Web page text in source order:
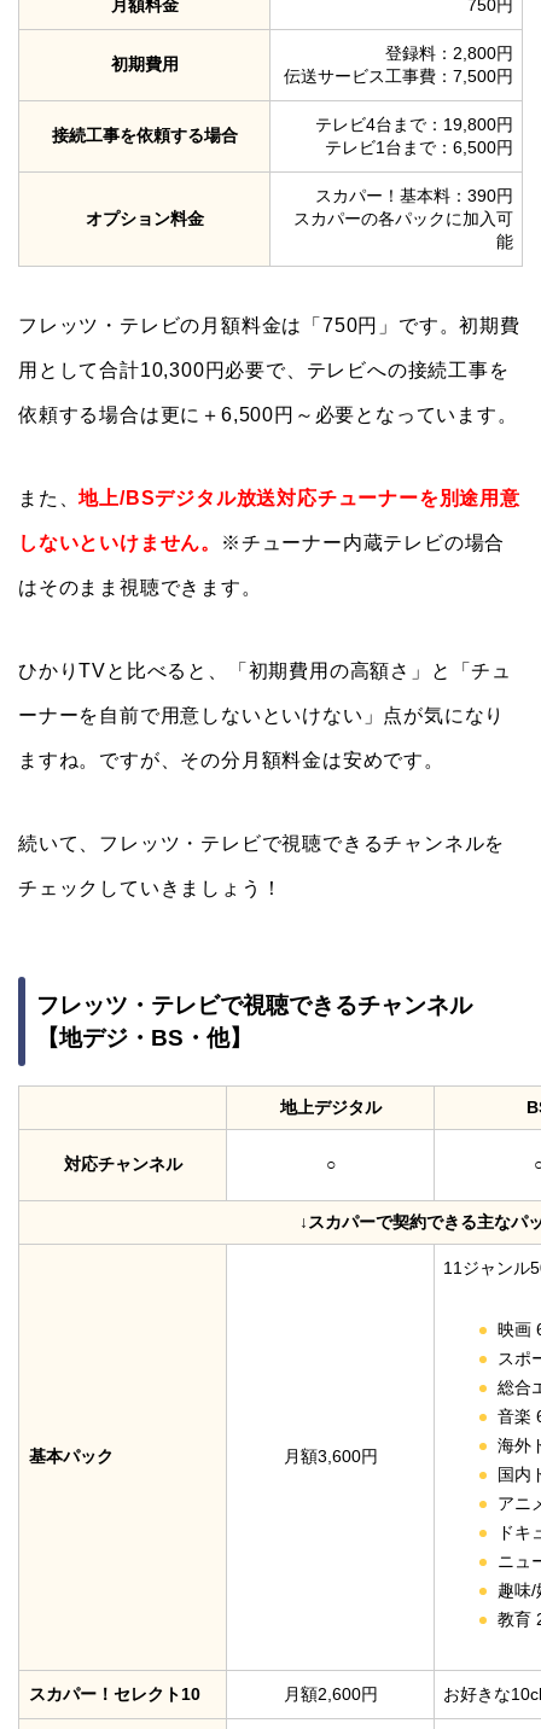
月額料金 750円
初期費用
登録料：2,800円
伝送サービス工事費：7,500円
接続工事を依頼する場合
テレビ4台まで：19,800円
テレビ1台まで：6,500円
オプション料金
スカパー！基本料：390円
スカパーの各パックに加入可
能
フレッツ・テレビの月額料金は「750円」です。初期費
用として合計10,300円必要で、テレビへの接続工事を
依頼する場合は更に＋6,500円～必要となっています。
また、地上/BSデジタル放送対応チューナーを別途用意
しないといけません。 ※チューナー内蔵テレビの場合
はそのまま視聴できます。
ひかりTVと比べると、「初期費用の高額さ」と「チュ
ーナーを自前で用意しないといけない」点が気になり
ますね。ですが、その分月額料金は安めです。
続いて、フレッツ・テレビで視聴できるチャンネルを
チェックしていきましょう！
フレッツ・テレビで視聴できるチャンネル
【地デジ・BS・他】
地上デジタル
対応チャンネル ○
↓スカパーで契約できる主なパ
基本パック 月額3,600円
11ジャンル
映画
スポ
総合
音楽
海外
国内
アニ
ドキ
ニュ
趣味/
教育
スカパー！セレクト10 月額2,600円 お好きな